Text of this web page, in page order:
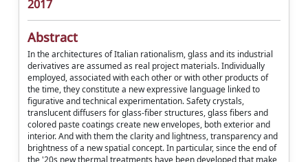
2017
Abstract
In the architectures of Italian rationalism, glass and its industrial
derivatives are assumed as real project materials. Individually
employed, associated with each other or with other products of
the time, they constitute a new expressive language linked to
figurative and technical experimentation. Safety crystals,
translucent diffusers for glass-fiber structures, glass fibers and
colored paste coatings create new envelopes, both exterior and
interior. And with them the clarity and lightness, transparency and
brightness of a new spatial concept. In particular, since the end of